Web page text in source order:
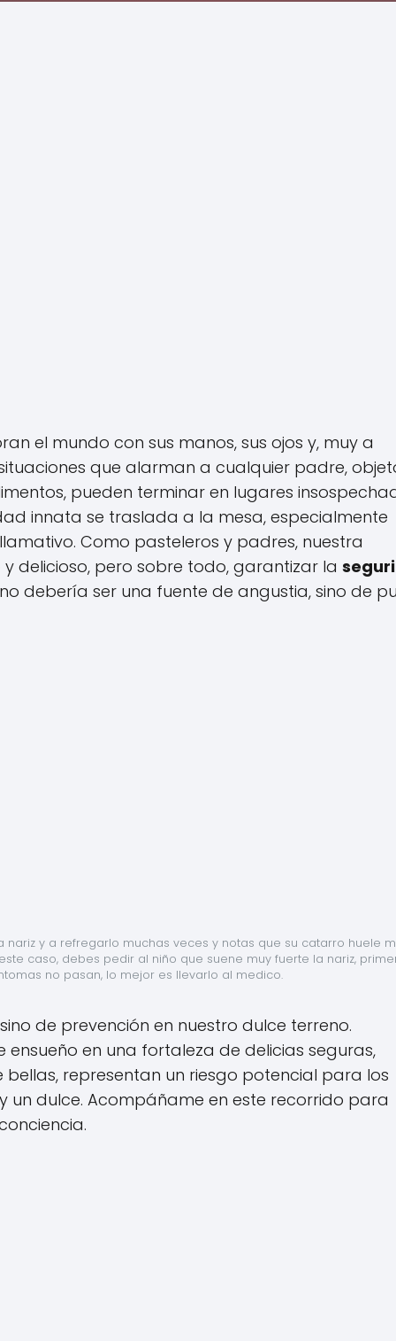
el mundo con sus manos, sus ojos y, muy a
que alarman a cualquier padre,
pueden terminar en lugares
innata se traslada a la mesa, especialmente
Como pasteleros y padres, nuestra
delicioso, pero sobre todo, garantizar la
debería ser una fuente de angustia, sino de
y a refregarlo muchas veces y notas que su catarro huele
caso, debes pedir al niño que suene muy fuerte la nariz,
no pasan, lo mejor es llevarlo al medico.
de prevención en nuestro dulce terreno.
en una fortaleza de delicias seguras,
representan un riesgo potencial para los
un dulce. Acompáñame en este recorrido para